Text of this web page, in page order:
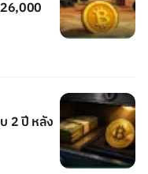
2 ปี หลัง